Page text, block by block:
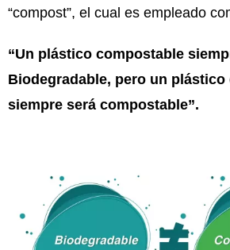
“compost”, el cual es empleado
“Un plástico compostable
Biodegradable, pero un plástico
siempre será compostable”.